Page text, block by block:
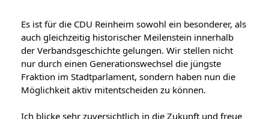
Es ist für die CDU Reinheim sowohl ein besonderer, als
auch gleichzeitig historischer Meilenstein innerhalb
der Verbandsgeschichte gelungen. Wir stellen nicht
nur durch einen Generationswechsel die jüngste
Fraktion im Stadtparlament, sondern haben nun die
Möglichkeit aktiv mitentscheiden zu können.
Ich blicke sehr zuversichtlich in die Zukunft und freue